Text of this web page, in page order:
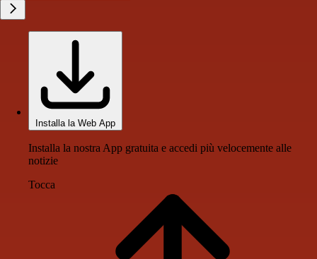
Installa la Web App
Installa la nostra App gratuita e accedi più velocemente alle
notizie
Tocca